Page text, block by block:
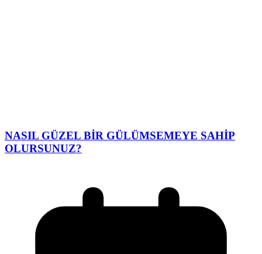
NASIL GÜZEL BİR GÜLÜMSEMEYE SAHİP
OLURSUNUZ?